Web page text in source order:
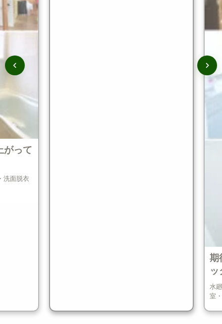
って
脱衣
期
ッ
水廻
室・